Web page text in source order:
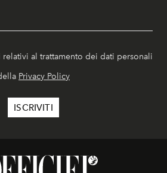
al trattamento dei dati personali
Privacy Policy